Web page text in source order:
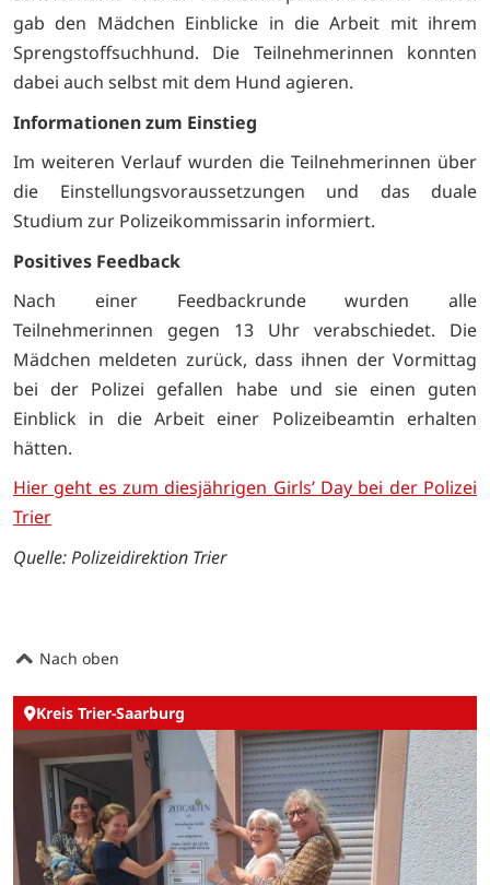
gab den Mädchen Einblicke in die Arbeit mit ihrem
Sprengstoffsuchhund. Die Teilnehmerinnen konnten
dabei auch selbst mit dem Hund agieren.
Informationen zum Einstieg
Im weiteren Verlauf wurden die Teilnehmerinnen über
die Einstellungsvoraussetzungen und das duale
Studium zur Polizeikommissarin informiert.
Positives Feedback
Nach einer Feedbackrunde wurden alle
Teilnehmerinnen gegen 13 Uhr verabschiedet. Die
Mädchen meldeten zurück, dass ihnen der Vormittag
bei der Polizei gefallen habe und sie einen guten
Einblick in die Arbeit einer Polizeibeamtin erhalten
hätten.
Hier geht es zum diesjährigen Girls’ Day bei der Polizei
Trier
Quelle:Polizeidirektion Trier
Nach oben
Kreis Trier-Saarburg